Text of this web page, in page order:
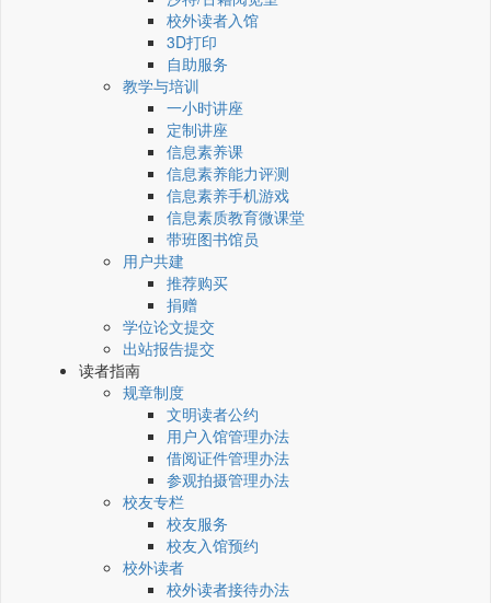
校外读者入馆
3D打印
自助服务
教学与培训
一小时讲座
定制讲座
信息素养课
信息素养能力评测
信息素养手机游戏
信息素质教育微课堂
带班图书馆员
用户共建
推荐购买
捐赠
学位论文提交
出站报告提交
读者指南
规章制度
文明读者公约
用户入馆管理办法
借阅证件管理办法
参观拍摄管理办法
校友专栏
校友服务
校友入馆预约
校外读者
校外读者接待办法